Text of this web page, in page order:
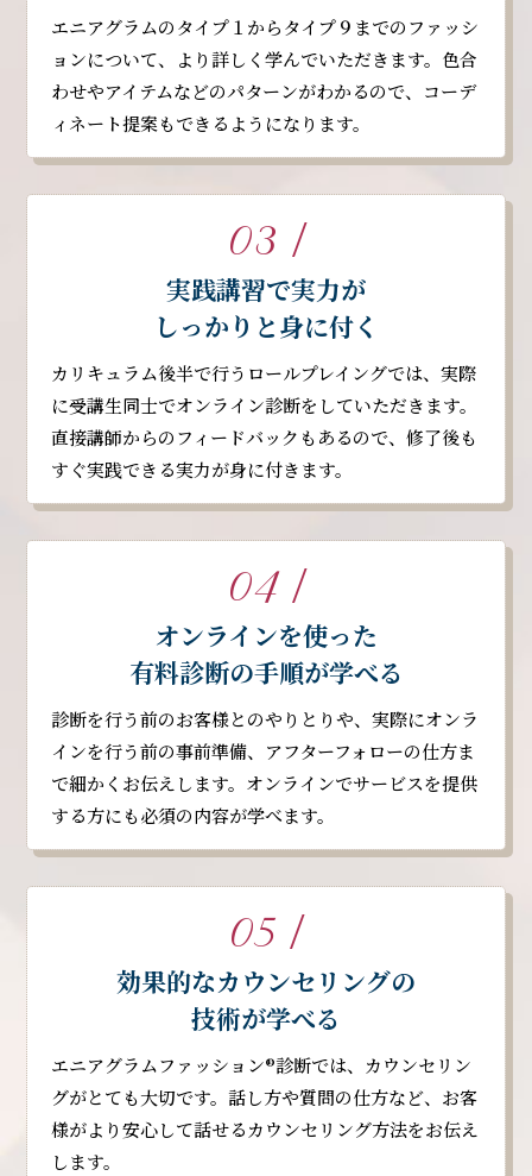
エニアグラムのタイプ１からタイプ９までのファッシ
ョンについて、より詳しく学んでいただきます。色合
わせやアイテムなどのパターンがわかるので、コーデ
ィネート提案もできるようになります。
03 /
実践講習で実力が
しっかりと身に付く
カリキュラム後半で行うロールプレイングでは、実際
に受講生同士でオンライン診断をしていただきます。
直接講師からのフィードバックもあるので、修了後も
すぐ実践できる実力が身に付きます。
04 /
オンラインを使った
有料診断の手順が学べる
診断を行う前のお客様とのやりとりや、実際にオンラ
インを行う前の事前準備、アフターフォローの仕方ま
で細かくお伝えします。オンラインでサービスを提供
する方にも必須の内容が学べます。
05 /
効果的なカウンセリングの
技術が学べる
エニアグラムファッション®︎診断では、カウンセリン
グがとても大切です。話し方や質問の仕方など、お客
様がより安心して話せるカウンセリング方法をお伝え
します。